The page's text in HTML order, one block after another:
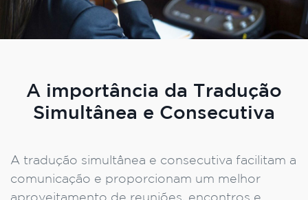
A importância da Tradução
Simultânea e Consecutiva
A tradução simultânea e consecutiva facilitam a
comunicação e proporcionam um melhor